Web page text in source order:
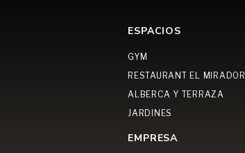
ESPACIOS
GYM
RESTAURANT EL MIRADOR
ALBERCA Y TERRAZA
JARDINES
EMPRESA